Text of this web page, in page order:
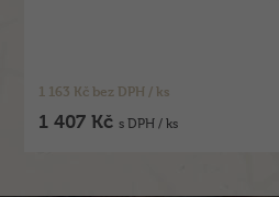
1 163 Kč bez DPH / ks
1 407 Kčs DPH / ks